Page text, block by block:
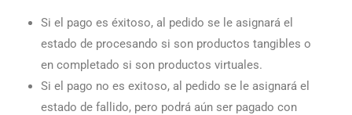
Si el pago es éxitoso, al pedido se le asignará el
estado de procesando si son productos tangibles o
en completado si son productos virtuales.
Si el pago no es exitoso, al pedido se le asignará el
estado de fallido, pero podrá aún ser pagado con